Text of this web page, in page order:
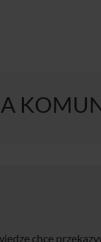
chcę